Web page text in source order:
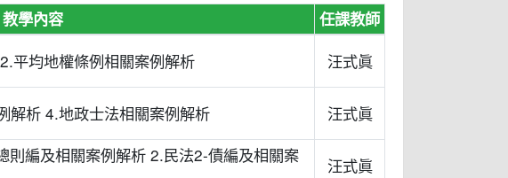
教學內容 任課教師
平均地權條例相關案例解析
汪式眞
解析 4.地政士法相關案例解析
汪式眞
編及相關案例解析 2.民法2-債編及相關案
汪式眞